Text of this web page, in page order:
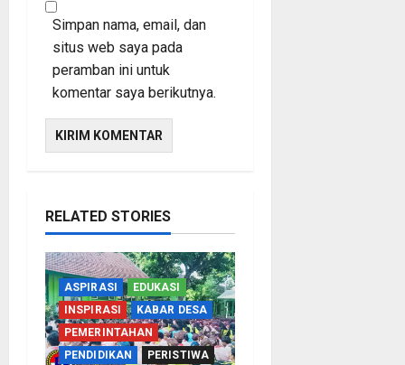
Simpan nama, email, dan
situs web saya pada
peramban ini untuk
komentar saya berikutnya.
RELATED STORIES
ASPIRASI
EDUKASI
INSPIRASI
KABAR DESA
PEMERINTAHAN
PENDIDIKAN
PERISTIWA